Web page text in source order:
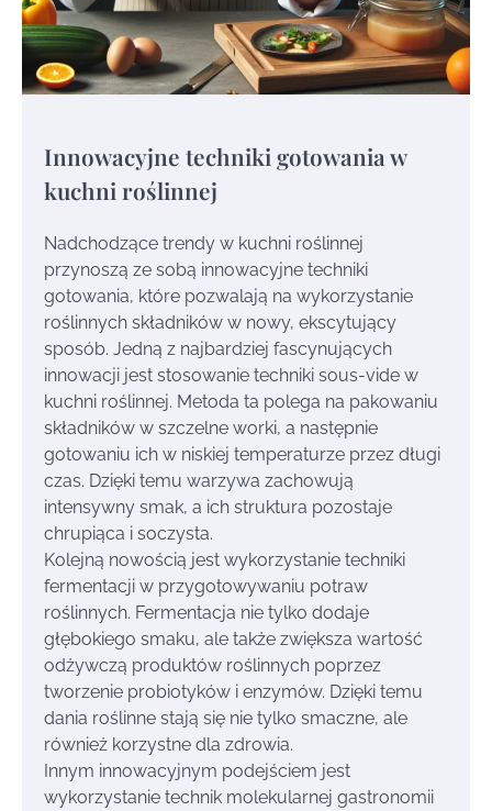
Innowacyjne techniki gotowania w
kuchni roślinnej
Nadchodzące trendy w kuchni roślinnej
przynoszą ze sobą innowacyjne techniki
gotowania, które pozwalają na wykorzystanie
roślinnych składników w nowy, ekscytujący
sposób. Jedną z najbardziej fascynujących
innowacji jest stosowanie techniki sous-vide w
kuchni roślinnej. Metoda ta polega na pakowaniu
składników w szczelne worki, a następnie
gotowaniu ich w niskiej temperaturze przez długi
czas. Dzięki temu warzywa zachowują
intensywny smak, a ich struktura pozostaje
chrupiąca i soczysta.
Kolejną nowością jest wykorzystanie techniki
fermentacji w przygotowywaniu potraw
roślinnych. Fermentacja nie tylko dodaje
głębokiego smaku, ale także zwiększa wartość
odżywczą produktów roślinnych poprzez
tworzenie probiotyków i enzymów. Dzięki temu
dania roślinne stają się nie tylko smaczne, ale
również korzystne dla zdrowia.
Innym innowacyjnym podejściem jest
wykorzystanie technik molekularnej gastronomii